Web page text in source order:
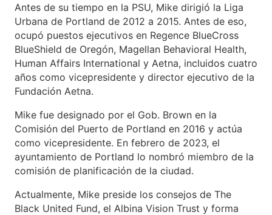
Antes de su tiempo en la PSU, Mike dirigió la Liga
Urbana de Portland de 2012 a 2015. Antes de eso,
ocupó puestos ejecutivos en Regence BlueCross
BlueShield de Oregón, Magellan Behavioral Health,
Human Affairs International y Aetna, incluidos cuatro
años como vicepresidente y director ejecutivo de la
Fundación Aetna.
Mike fue designado por el Gob. Brown en la
Comisión del Puerto de Portland en 2016 y actúa
como vicepresidente. En febrero de 2023, el
ayuntamiento de Portland lo nombró miembro de la
comisión de planificación de la ciudad.
Actualmente, Mike preside los consejos de The
Black United Fund, el Albina Vision Trust y forma